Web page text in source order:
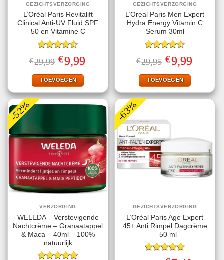
GEZICHTSVERZORGING
L’Oréal Paris Revitalift
Clinical Anti-UV Fluid SPF
50 en Vitamine C
Gewaardeerd
4.50uit 5
€29,99 Oorspronkelijke
prijs
was:
€29,99.
€9,99Huidige
prijs
TOEVOEGEN
GEZICHTSVERZORGING
L’Oreal Paris Men Expert
Hydra Energy Vitamin C
Serum 30ml
Gewaardeerd
4.50uit 5
€29,95 Oorspronkelijke
prijs
was:
€29,95.
€9,99Huidige
prijs
TOEVOEGEN
-52%
VERZORGING
WELEDA – Verstevigende
Nachtcrème – Granaatappel
& Maca – 40ml – 100%
natuurlijk
-63%
GEZICHTSVERZORGING
L’Oréal Paris Age Expert
45+ Anti Rimpel Dagcrème
– 50 ml